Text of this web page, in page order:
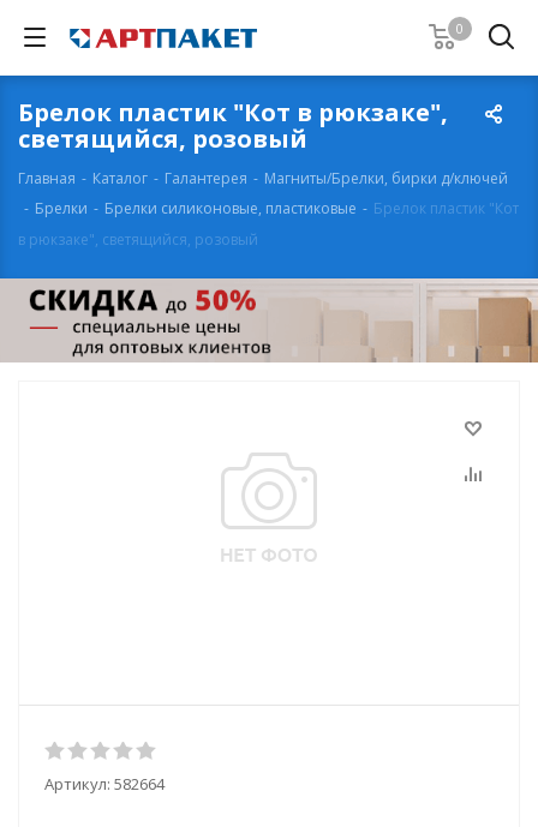
0
Брелок пластик "Кот в рюкзаке",
светящийся, розовый
Главная - Каталог - Галантерея - Магниты/Брелки, бирки д/ключей
- Брелки - Брелки силиконовые, пластиковые - Брелок пластик "Кот
в рюкзаке", светящийся, розовый
Артикул: 582664